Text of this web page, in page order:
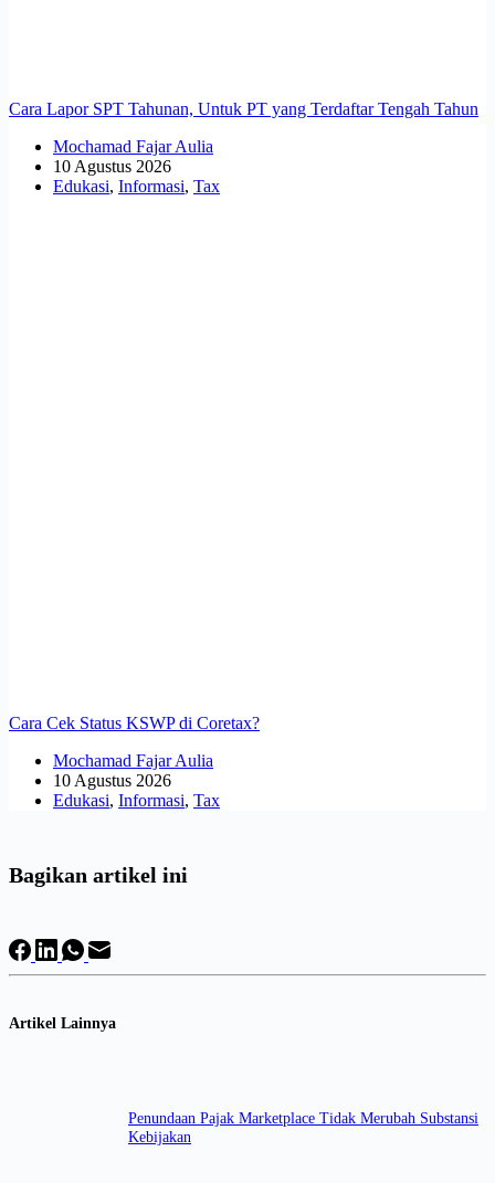
Cara Lapor SPT Tahunan, Untuk PT yang Terdaftar Tengah Tahun
Mochamad Fajar Aulia
10 Agustus 2026
Edukasi, Informasi, Tax
Cara Cek Status KSWP di Coretax?
Mochamad Fajar Aulia
10 Agustus 2026
Edukasi, Informasi, Tax
Bagikan artikel ini
Artikel Lainnya
Penundaan Pajak Marketplace Tidak Merubah Substansi
Kebijakan